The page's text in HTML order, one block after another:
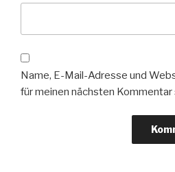
Name, E-Mail-Adresse und
für meinen nächsten Kommentar